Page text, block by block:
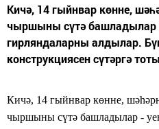
Кичә, 14 гыйнвар көнне,
чыршыны сүтә башладылар
гирляндаларны алдылар.
конструкциясен сүтәргә
Кичә, 14 гыйнвар көнне,
чыршыны сүтә башладылар -